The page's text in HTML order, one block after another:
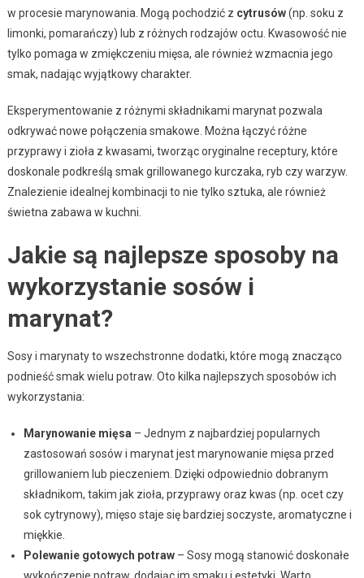
w procesie marynowania. Mogą pochodzić z cytrusów(np. soku z
limonki, pomarańczy) lub z różnych rodzajów octu. Kwasowość nie
tylko pomaga w zmiękczeniu mięsa, ale również wzmacnia jego
smak, nadając wyjątkowy charakter.
Eksperymentowanie z różnymi składnikami marynat pozwala
odkrywać nowe połączenia smakowe. Można łączyć różne
przyprawy i zioła z kwasami, tworząc oryginalne receptury, które
doskonale podkreślą smak grillowanego kurczaka, ryb czy warzyw.
Znalezienie idealnej kombinacji to nie tylko sztuka, ale również
świetna zabawa w kuchni.
Jakie są najlepsze sposoby na
wykorzystanie sosów i
marynat?
Sosy i marynaty to wszechstronne dodatki, które mogą znacząco
podnieść smak wielu potraw. Oto kilka najlepszych sposobów ich
wykorzystania:
Marynowanie mięsa – Jednym z najbardziej popularnych
zastosowań sosów i marynat jest marynowanie mięsa przed
grillowaniem lub pieczeniem. Dzięki odpowiednio dobranym
składnikom, takim jak zioła, przyprawy oraz kwas (np. ocet czy
sok cytrynowy), mięso staje się bardziej soczyste, aromatyczne i
miękkie.
Polewanie gotowych potraw– Sosy mogą stanowić doskonałe
wykończenie potraw, dodając im smaku i estetyki. Warto